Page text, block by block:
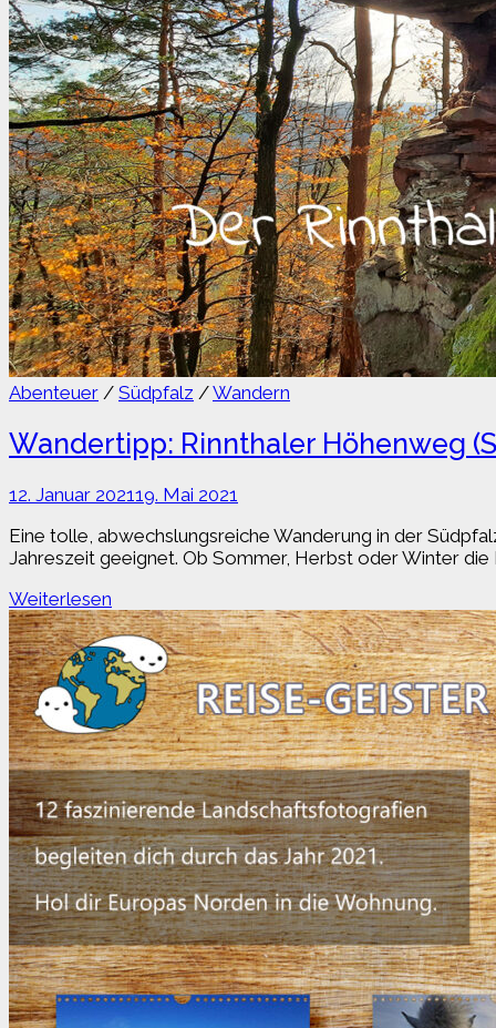
Abenteuer / Südpfalz /Wandern
Wandertipp: Rinnthaler Höhenweg
12. Januar 202119. Mai 2021
Eine tolle, abwechslungsreiche Wanderung in der
Jahreszeit geeignet. Ob Sommer, Herbst oder Winter
Wandertipp:
Rinnthaler
Höhenweg
(Südpfalz)
Weiterlesen